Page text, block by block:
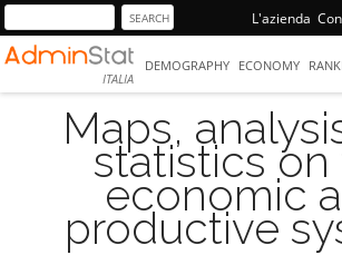
L'azienda
ITALIA
DEMOGRAPHY ECONOMY
Maps,
statistics on
economic
productive